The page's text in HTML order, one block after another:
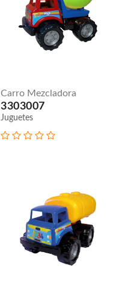
Carro Mezcladora
3303007
Juguetes